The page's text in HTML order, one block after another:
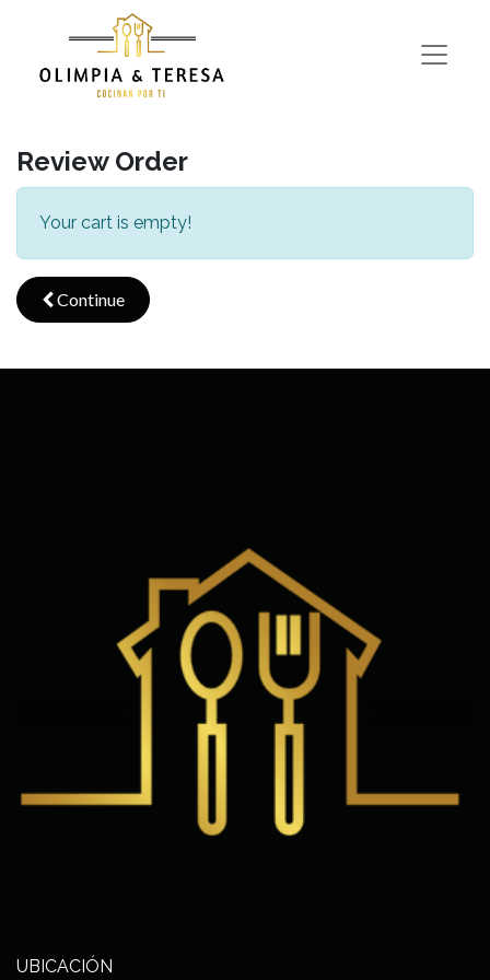
Review Order
Your cart is empty!
Continue
UBICACIÓN